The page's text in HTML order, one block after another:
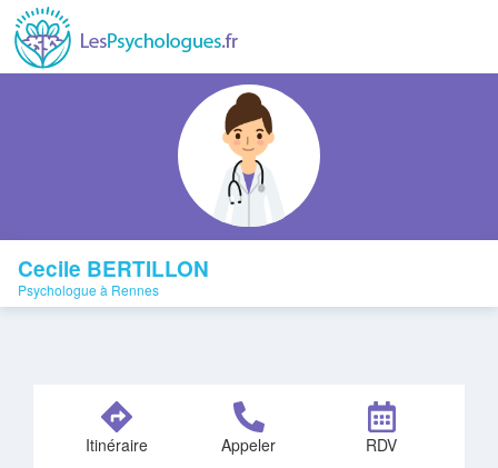
Cecile BERTILLON
Psychologue à Rennes
Itinéraire Appeler RDV